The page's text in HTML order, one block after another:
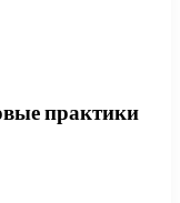
практики